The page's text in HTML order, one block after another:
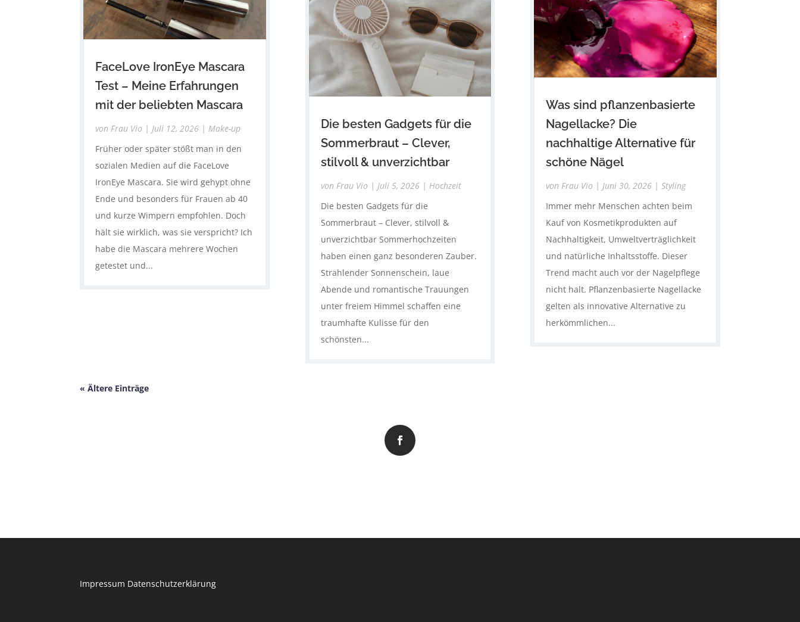
FaceLove IronEye Mascara
Test – Meine Erfahrungen
mit der beliebten Mascara
von Frau Vio | Juli 12, 2026 | Make-up
Früher oder später stößt man in den
sozialen Medien auf die FaceLove
IronEye Mascara. Sie wird gehypt ohne
Ende und besonders für Frauen ab 40
und kurze Wimpern empfohlen. Doch
hält sie wirklich, was sie verspricht? Ich
habe die Mascara mehrere Wochen
getestet und...
Die besten Gadgets für die
Sommerbraut – Clever,
stilvoll & unverzichtbar
von Frau Vio | Juli 5, 2026| Hochzeit
Die besten Gadgets für die
Sommerbraut – Clever, stilvoll &
unverzichtbar Sommerhochzeiten
haben einen ganz besonderen Zauber.
Strahlender Sonnenschein, laue
Abende und romantische Trauungen
unter freiem Himmel schaffen eine
traumhafte Kulisse für den
schönsten...
Was sind pflanzenbasierte
Nagellacke? Die
nachhaltige Alternative für
schöne Nägel
von Frau Vio | Juni 30, 2026| Styling
Immer mehr Menschen achten beim
Kauf von Kosmetikprodukten auf
Nachhaltigkeit, Umweltverträglichkeit
und natürliche Inhaltsstoffe. Dieser
Trend macht auch vor der Nagelpflege
nicht halt. Pflanzenbasierte Nagellacke
gelten als innovative Alternative zu
herkömmlichen...
« Ältere Einträge
Impressum Datenschutzerklärung